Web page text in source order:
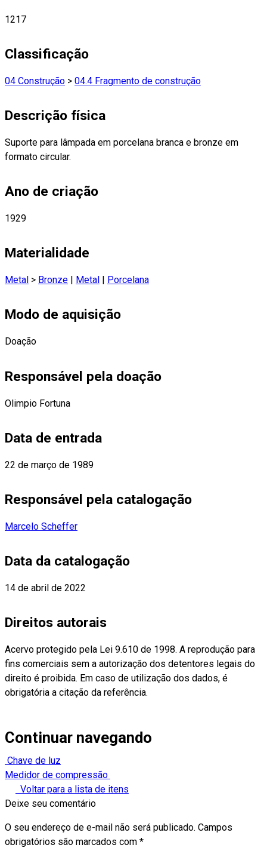
1217
Classificação
04 Construção > 04.4 Fragmento de construção
Descrição física
Suporte para lâmpada em porcelana branca e bronze em
formato circular.
Ano de criação
1929
Materialidade
Metal > Bronze Metal Porcelana
Modo de aquisição
Doação
Responsável pela doação
Olimpio Fortuna
Data de entrada
22 de março de 1989
Responsável pela catalogação
Marcelo Scheffer
Data da catalogação
14 de abril de 2022
Direitos autorais
Acervo protegido pela Lei 9.610 de 1998. A reprodução para
fins comerciais sem a autorização dos detentores legais do
direito é proibida. Em caso de utilização dos dados, é
obrigatória a citação da referência.
Continuar navegando
Chave de luz
Medidor de compressão
Voltar para a lista de itens
Deixe seu comentário
O seu endereço de e-mail não será publicado. Campos
obrigatórios são marcados com *